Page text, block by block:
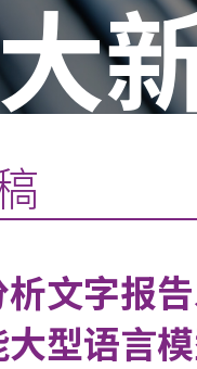
析文字报
大型语言